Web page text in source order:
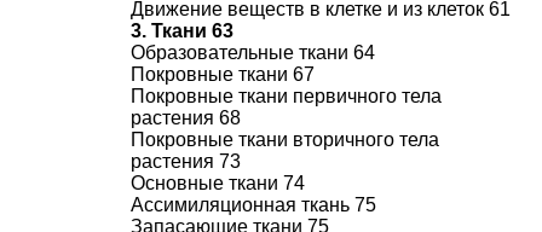
Движение веществ в клетке и из клеток 61
3. Ткани 63
Образовательные ткани 64
Покровные ткани 67
Покровные ткани первичного тела
растения 68
Покровные ткани вторичного тела
растения 73
Основные ткани 74
Ассимиляционная ткань 75
Запасающие ткани 75